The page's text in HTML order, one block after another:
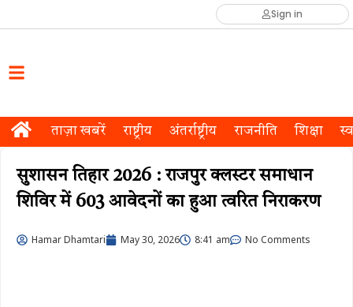
Sign in
ताज़ा खबरें राष्ट्रीय अंतर्राष्ट्रीय राजनीति शिक्षा
सुशासन तिहार 2026 : राजपुर क्लस्टर समाधान
शिविर में 603 आवेदनों का हुआ त्वरित निराकरण
Hamar Dhamtari May 30, 2026 8:41 am No Comments